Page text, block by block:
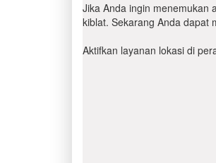
Jika Anda ingin menemukan
kiblat. Sekarang Anda dapat
Aktifkan layanan lokasi di